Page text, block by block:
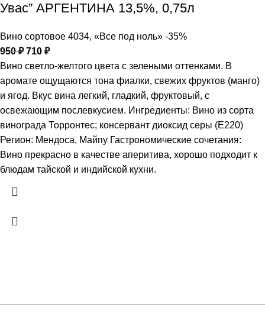
Увас” АРГЕНТИНА 13,5%, 0,75л
Вино сортовое 4034, «Все под ноль» -35%
950₽ 710 ₽
Вино светло-желтого цвета с зелеными оттенками. В
аромате ощущаются тона фиалки, свежих фруктов (манго)
и ягод. Вкус вина легкий, гладкий, фруктовый, с
освежающим послевкусием. Ингредиенты: Вино из сорта
винограда Торронтес; консервант диоксид серы (Е220)
Регион: Мендоса, Майпу Гастрономические сочетания:
Вино прекрасно в качестве аперитива, хорошо подходит к
блюдам тайской и индийской кухни.